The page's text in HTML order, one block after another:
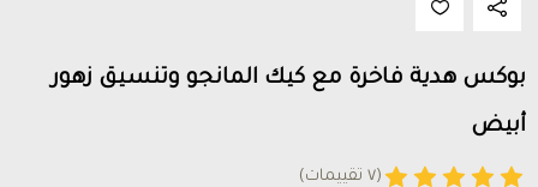
بوكس هدية فاخرة مع كيك المانجو وتنسيق زهور
أبيض
(٧ تقييمات)